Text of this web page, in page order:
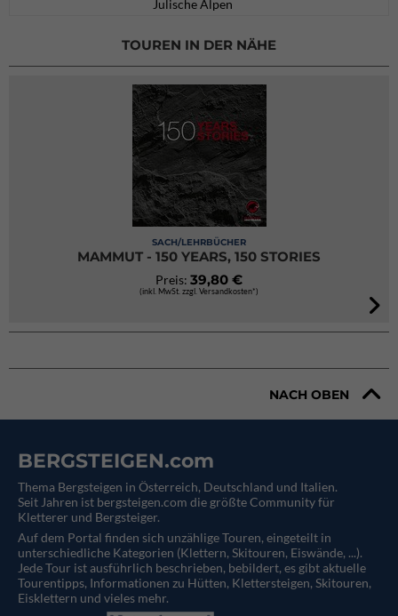
Julische Alpen
TOUREN IN DER NÄHE
SACH/LEHRBÜCHER
MAMMUT - 150 YEARS, 150 STORIES
Preis: 39,80 €
(inkl. MwSt. zzgl. Versandkosten*)
NACH OBEN
BERGSTEIGEN.com
Thema Bergsteigen in Österreich, Deutschland und Italien.
Seit Jahren ist bergsteigen.com die größte Community für
Kletterer und Bergsteiger.
Auf dem Portal finden sich unzählige Touren, eingeteilt in
unterschiedliche Kategorien (Klettern, Skitouren, Eiswände, ...).
Jede Tour ist ausführlich beschrieben, bebildert, es gibt aktuelle
Tourentipps, Informationen zu Hütten, Klettersteigen, Skitouren,
Eisklettern und vieles mehr.